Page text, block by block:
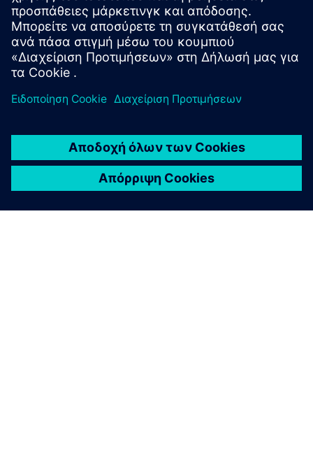
Προαπαιτούμενα
Opcenter Execution Pharma